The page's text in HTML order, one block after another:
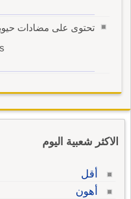
تحتوى على مضادات
الاكثر شعبية اليوم
أقل
أهون